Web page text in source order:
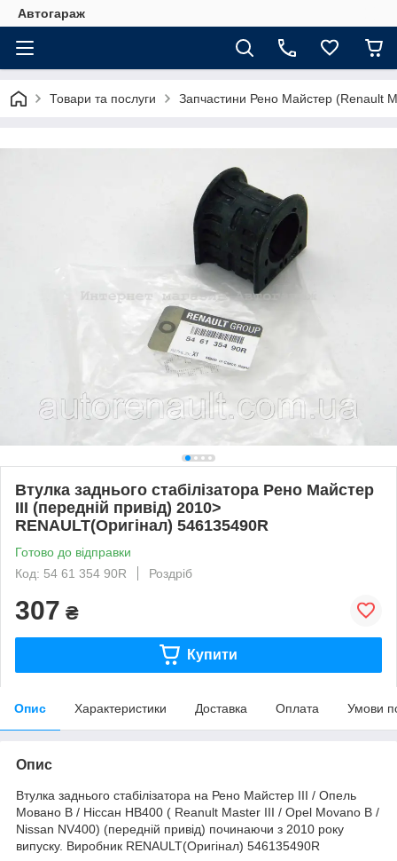
Автогараж
Товари та послуги Запчастини Рено Майстер (Renault
Втулка заднього стабілізатора Рено Майстер
III (передній привід) 2010>
RENAULT(Оригінал) 546135490R
Готово до відправки
Код: 54 61 354 90R
Роздріб
307 ₴
Купити
Опис Характеристики Доставка Оплата Умови
Опис
Втулка заднього стабілізатора на Рено Майстер III / Опель
Мовано B / Ніссан НВ400 ( Reanult Master III / Opel Movano B /
Nissan NV400) (передній привід) починаючи з 2010 року
випуску. Виробник RENAULT(Оригінал) 546135490R